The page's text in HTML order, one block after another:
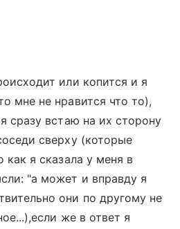
или копится и я
мне не нравится что то),
сразу встаю на их сторону
сверху (которые
как я сказала у меня в
"а может и вправду я
они по другому не
же в ответ я